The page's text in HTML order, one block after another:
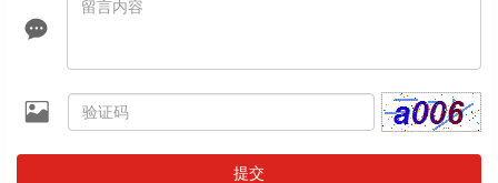
提交